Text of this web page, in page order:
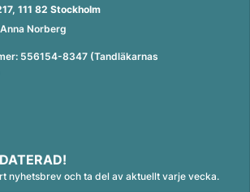
111 82 Stockholm
Norberg
556154-8347 (Tandläkarnas
nyhetsbrev och ta del av aktuellt varje vecka.